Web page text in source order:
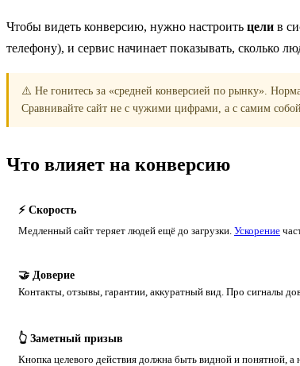
Чтобы видеть конверсию, нужно настроить цели в
телефону), и сервис начинает показывать, сколько
⚠️ Не гонитесь за «средней конверсией по рынку».
Сравнивайте сайт не с чужими цифрами, а с самим
Что влияет на конверсию
⚡ Скорость
Медленный сайт теряет людей ещё до загрузки. Ускорение
🤝 Доверие
Контакты, отзывы, гарантии, аккуратный вид. Про сигналы
👆 Заметный призыв
Кнопка целевого действия должна быть видной и понятной, а